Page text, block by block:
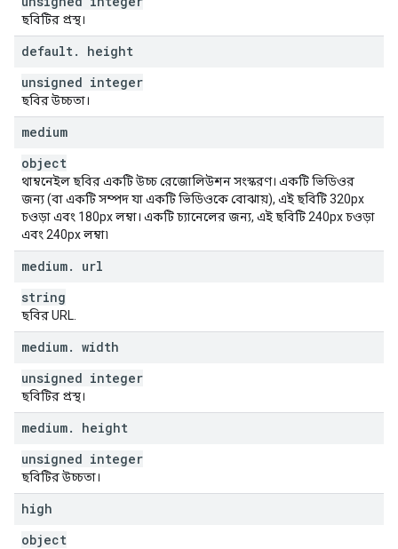
ছবিটির প্রস্থ।
default.
height
unsigned integer
ছবির উচ্চতা।
medium
object
থাম্বনেইল ছবির একটি উচ্চ রেজোলিউশন সংস্করণ। একটি ভিডিওর
জন্য (বা একটি সম্পদ যা একটি ভিডিওকে বোঝায়), এই ছবিটি 320px
চওড়া এবং 180px লম্বা। একটি চ্যানেলের জন্য, এই ছবিটি 240px চওড়া
এবং 240px লম্বা৷
medium.
url
string
ছবির URL.
medium. width
unsigned integer
ছবিটির প্রস্থ।
medium.
height
unsigned integer
ছবিটির উচ্চতা।
high
object